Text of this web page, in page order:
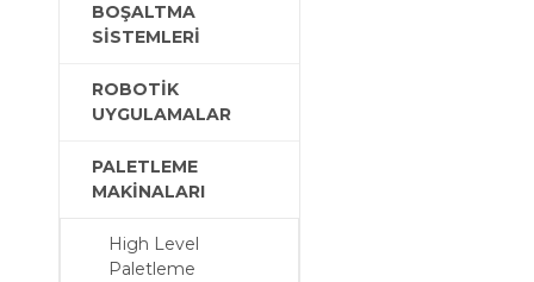
BOŞALTMA
SİSTEMLERİ
ROBOTİK
UYGULAMALAR
PALETLEME
MAKİNALARI
High Level
Paletleme